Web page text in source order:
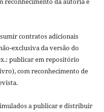
contratos adicionais
exclusiva da versão do
publicar em repositório
com reconhecimento de
a publicar e distribuir